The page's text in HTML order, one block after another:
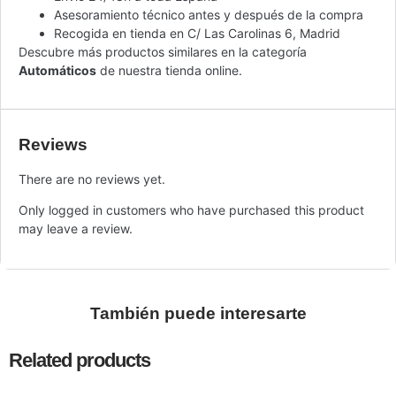
Asesoramiento técnico antes y después de la compra
Recogida en tienda en C/ Las Carolinas 6, Madrid
Descubre más productos similares en la categoría
Automáticos de nuestra tienda online.
Reviews
There are no reviews yet.
Only logged in customers who have purchased this product
may leave a review.
También puede interesarte
Related products